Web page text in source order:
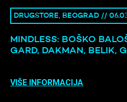
DRUGSTORE, BEOGRAD //
MINDLESS: BOŠKO
GARD, DAKMAN, BELIK,
VIŠE INFORMACIJA